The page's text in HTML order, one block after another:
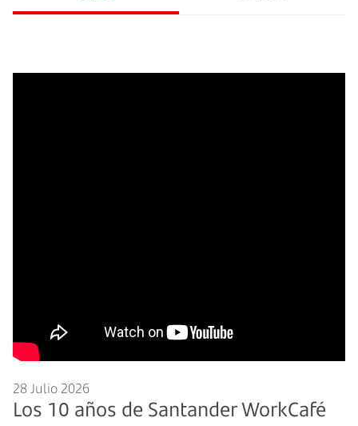
28 Julio 2026
Los 10 años de Santander WorkCafé